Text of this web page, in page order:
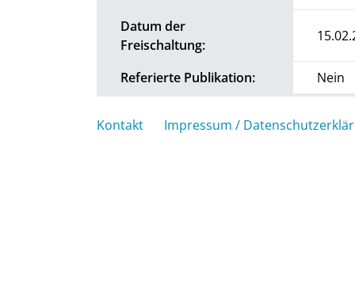
Datum der
Freischaltung:
Referierte Publikation: Nein
Kontakt Impressum /